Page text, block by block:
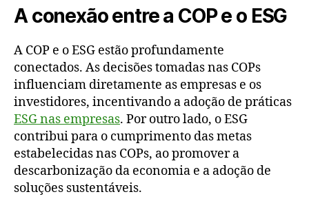
A conexão entre a COP e o ESG
A COP e o ESG estão profundamente
conectados. As decisões tomadas nas COPs
influenciam diretamente as empresas e os
investidores, incentivando a adoção de práticas
ESG nas empresas. Por outro lado, o ESG
contribui para o cumprimento das metas
estabelecidas nas COPs, ao promover a
descarbonização da economia e a adoção de
soluções sustentáveis.